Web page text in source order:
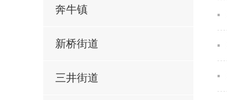
奔牛镇
新桥街道
三井街道